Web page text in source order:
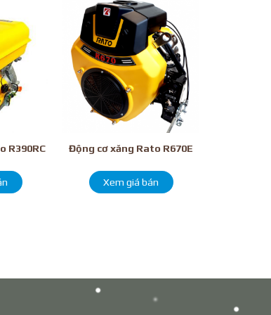
R390RC Động cơ xăng Rato R670E
Xem giá bán